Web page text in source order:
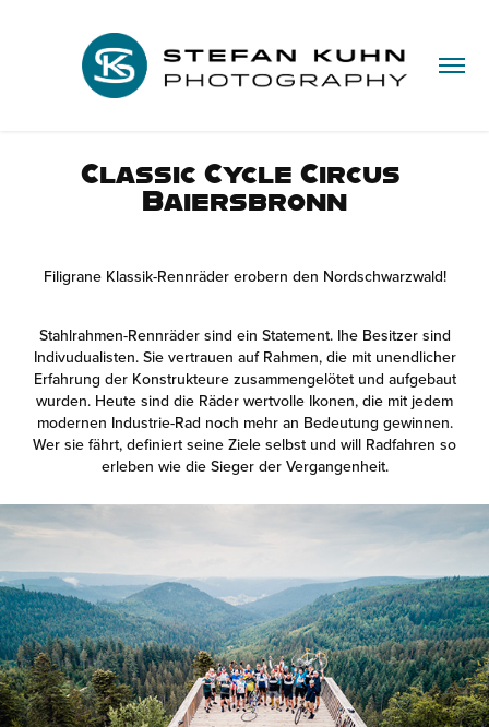
Classic Cycle Circus
Baiersbronn
Filigrane Klassik-Rennräder erobern den Nordschwarzwald!
Stahlrahmen-Rennräder sind ein Statement. Ihe Besitzer sind
Indivudualisten. Sie vertrauen auf Rahmen, die mit unendlicher
Erfahrung der Konstrukteure zusammengelötet und aufgebaut
wurden. Heute sind die Räder wertvolle Ikonen, die mit jedem
modernen Industrie-Rad noch mehr an Bedeutung gewinnen.
Wer sie fährt, definiert seine Ziele selbst und will Radfahren so
erleben wie die Sieger der Vergangenheit.